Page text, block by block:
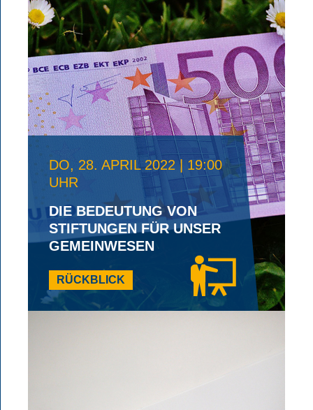
DO, 28. APRIL 2022 | 19:00
UHR
DIE BEDEUTUNG VON
STIFTUNGEN FÜR UNSER
GEMEINWESEN
RÜCKBLICK